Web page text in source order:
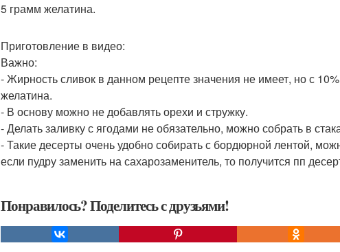
5 грамм желатина.
Приготовление в видео:
Важно:
- Жирность сливок в данном рецепте значения не имеет, но с
желатина.
- В основу можно не добавлять орехи и стружку.
- Делать заливку с ягодами не обязательно, можно собрать в
- Такие десерты очень удобно собирать с бордюрной лентой,
если пудру заменить на сахарозаменитель, то получится пп
Понравилось? Поделитесь с друзьями!